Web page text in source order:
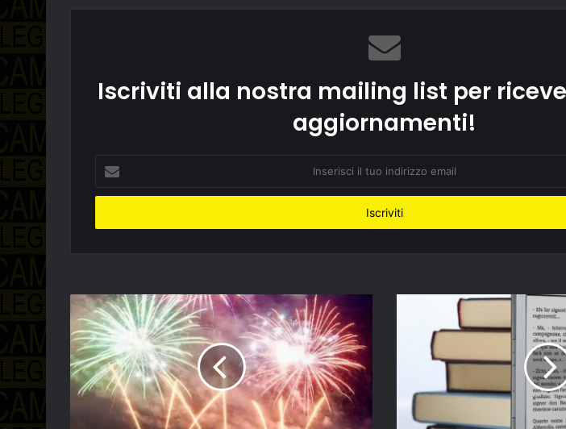
Iscriviti alla nostra mailing list per
aggiornamenti!
tuo
email